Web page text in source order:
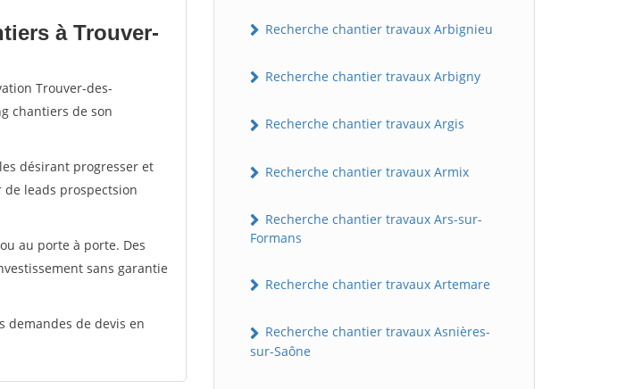
à Trouver-
Trouver-des-
chantiers de son
désirant progresser et
leads prospectsion
au porte à porte. Des
sans garantie
demandes de devis en
Recherche chantier travaux Arbignieu
Recherche chantier travaux Arbigny
Recherche chantier travaux Argis
Recherche chantier travaux Armix
Recherche chantier travaux Ars-sur-
Formans
Recherche chantier travaux Artemare
Recherche chantier travaux Asnières-
sur-Saône